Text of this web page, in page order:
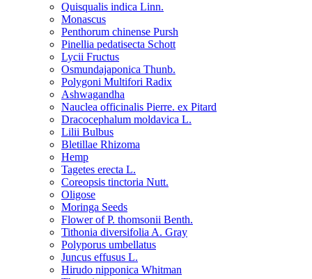
Quisqualis indica Linn.
Monascus
Penthorum chinense Pursh
Pinellia pedatisecta Schott
Lycii Fructus
Osmundajaponica Thunb.
Polygoni Multifori Radix
Ashwagandha
Nauclea officinalis Pierre. ex Pitard
Dracocephalum moldavica L.
Lilii Bulbus
Bletillae Rhizoma
Hemp
Tagetes erecta L.
Coreopsis tinctoria Nutt.
Oligose
Moringa Seeds
Flower of P. thomsonii Benth.
Tithonia diversifolia A. Gray
Polyporus umbellatus
Juncus effusus L.
Hirudo nipponica Whitman